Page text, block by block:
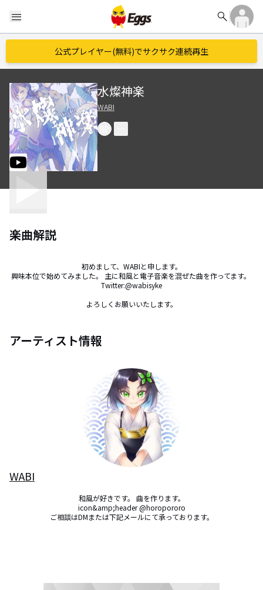
menu search
公式プレイヤー(無料)でサクサク連続再生
水燦神楽
WABI
楽曲解説
初めまして、WABIと申します。
興味本位で始めてみました。 主に和風と電子音楽を混ぜた曲を作ってます。
Twitter:@wabisyke
よろしくお願いいたします。
アーティスト情報
WABI
和風が好きです。 曲を作ります。
icon&amp;header @horopororo
ご相談はDMまたは下記メールにて承っております。